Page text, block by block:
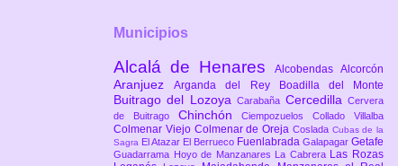
Municipios
Alcalá de Henares Alcobendas Alcorcón
AranjuezArganda del Rey Boadilla del Monte
Buitrago del LozoyaCarabaña CercedillaCervera
de Buitrago ChinchónCiempozuelosCollado Villalba
Colmenar Viejo Colmenar de Oreja Coslada Cubas de la
Sagra El Atazar El Berrueco Fuenlabrada Galapagar Getafe
Guadarrama Hoyo de Manzanares La Cabrera Las Rozas